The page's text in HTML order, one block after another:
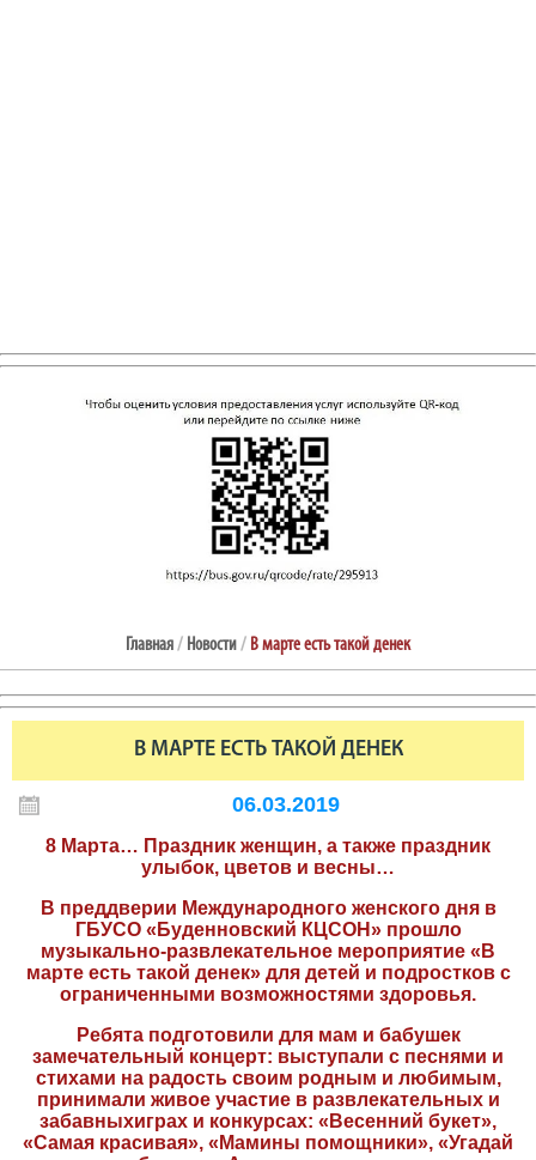
Главная/ Новости/ В марте есть такой денек
В МАРТЕ ЕСТЬ ТАКОЙ ДЕНЕК
06.03.2019
8 Марта… Праздник женщин, а также праздник
улыбок, цветов и весны…
В преддверии Международного женского дня в
ГБУСО «Буденновский КЦСОН» прошло
музыкально-развлекательное мероприятие «В
марте есть такой денек» для детей и подростков с
ограниченными возможностями здоровья.
Ребята подготовили для мам и бабушек
замечательный концерт: выступали с песнями и
стихами на радость своим родным и любимым,
принимали живое участие в развлекательных и
забавныхиграх и конкурсах: «Весенний букет»,
«Самая красивая», «Мамины помощники», «Угадай